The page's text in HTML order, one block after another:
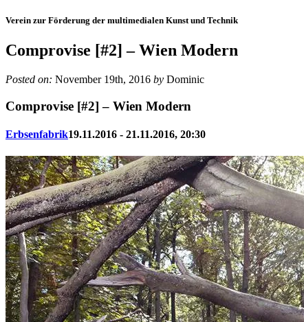
Verein zur Förderung der multimedialen Kunst und Technik
Comprovise [#2] – Wien Modern
Posted on: November 19th, 2016 by Dominic
Comprovise [#2] – Wien Modern
Erbsenfabrik19.11.2016 - 21.11.2016, 20:30